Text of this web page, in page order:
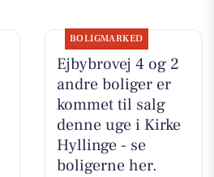
BOLIGMARKED
Ejbybrovej 4 og 2
andre boliger er
kommet til salg
denne uge i Kirke
Hyllinge - se
boligerne her.